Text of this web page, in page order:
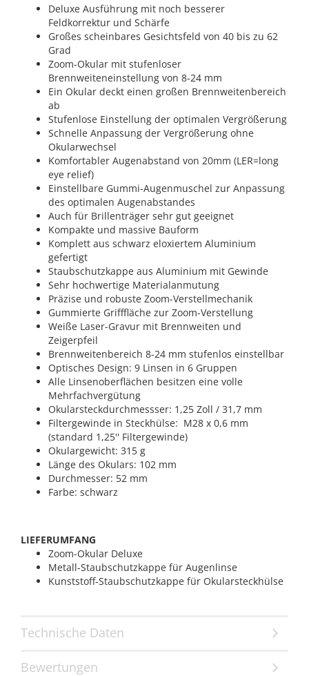
Deluxe Ausführung mit noch besserer
Feldkorrektur und Schärfe
Großes scheinbares Gesichtsfeld von 40 bis zu 62
Grad
Zoom-Okular mit stufenloser
Brennweiteneinstellung von 8-24 mm
Ein Okular deckt einen großen Brennweitenbereich
ab
Stufenlose Einstellung der optimalen Vergrößerung
Schnelle Anpassung der Vergrößerung ohne
Okularwechsel
Komfortabler Augenabstand von 20mm (LER=long
eye relief)
Einstellbare Gummi-Augenmuschel zur Anpassung
des optimalen Augenabstandes
Auch für Brillenträger sehr gut geeignet
Kompakte und massive Bauform
Komplett aus schwarz eloxiertem Aluminium
gefertigt
Staubschutzkappe aus Aluminium mit Gewinde
Sehr hochwertige Materialanmutung
Präzise und robuste Zoom-Verstellmechanik
Gummierte Grifffläche zur Zoom-Verstellung
Weiße Laser-Gravur mit Brennweiten und
Zeigerpfeil
Brennweitenbereich 8-24 mm stufenlos einstellbar
Optisches Design: 9 Linsen in 6 Gruppen
Alle Linsenoberflächen besitzen eine volle
Mehrfachvergütung
Okularsteckdurchmessser: 1,25 Zoll / 31,7 mm
Filtergewinde in Steckhülse: M28 x 0,6 mm
(standard 1,25'' Filtergewinde)
Okulargewicht: 315 g
Länge des Okulars: 102 mm
Durchmesser: 52 mm
Farbe: schwarz
LIEFERUMFANG
Zoom-Okular Deluxe
Metall-Staubschutzkappe für Augenlinse
Kunststoff-Staubschutzkappe für Okularsteckhülse
Technische Daten
Bewertungen